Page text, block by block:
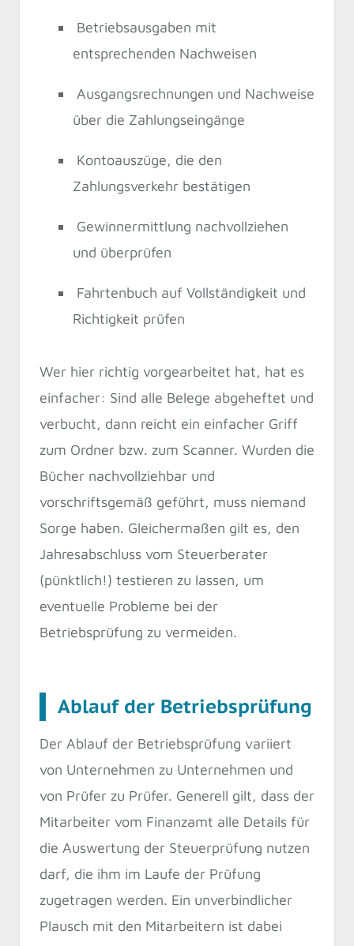
Betriebsausgaben mit
entsprechenden Nachweisen
Ausgangsrechnungen und Nachweise
über die Zahlungseingänge
Kontoauszüge, die den
Zahlungsverkehr bestätigen
Gewinnermittlung nachvollziehen
und überprüfen
Fahrtenbuch auf Vollständigkeit und
Richtigkeit prüfen
Wer hier richtig vorgearbeitet hat, hat es
einfacher: Sind alle Belege abgeheftet und
verbucht, dann reicht ein einfacher Griff
zum Ordner bzw. zum Scanner. Wurden die
Bücher nachvollziehbar und
vorschriftsgemäß geführt, muss niemand
Sorge haben. Gleichermaßen gilt es, den
Jahresabschluss vom Steuerberater
(pünktlich!) testieren zu lassen, um
eventuelle Probleme bei der
Betriebsprüfung zu vermeiden.
Ablauf der Betriebsprüfung
Der Ablauf der Betriebsprüfung variiert
von Unternehmen zu Unternehmen und
von Prüfer zu Prüfer. Generell gilt, dass der
Mitarbeiter vom Finanzamt alle Details für
die Auswertung der Steuerprüfung nutzen
darf, die ihm im Laufe der Prüfung
zugetragen werden. Ein unverbindlicher
Plausch mit den Mitarbeitern ist dabei